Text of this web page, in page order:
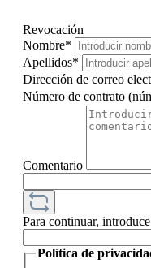
Revocación
Nombre*
Apellidos*
Dirección de correo
Número de contrato
Comentario
Para continuar,
Política de